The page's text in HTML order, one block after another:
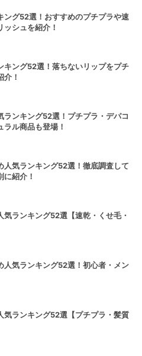
ング52選！おすすめのプチプラや速
シュを紹介！
キング52選！落ちないリップをプチ
介！
ランキング52選！プチプラ・デパコ
ラル商品も登場！
人気ランキング52選！徹底調査して
に紹介！
気ランキング52選【速乾・くせ毛・
人気ランキング52選！初心者・メン
気ランキング52選【プチプラ・髪質